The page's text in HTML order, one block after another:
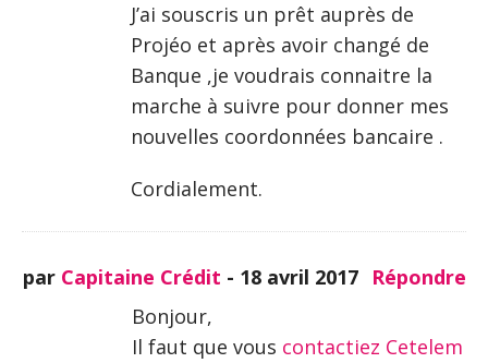
J’ai souscris un prêt auprès de
Projéo et après avoir changé de
Banque ,je voudrais connaitre la
marche à suivre pour donner mes
nouvelles coordonnées bancaire .
Cordialement.
par Capitaine Crédit - 18 avril 2017 Répondre
Bonjour,
Il faut que vous contactiez Cetelem